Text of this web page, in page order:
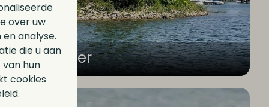
September
over uw
analyse.
die u aan
hun
cookies